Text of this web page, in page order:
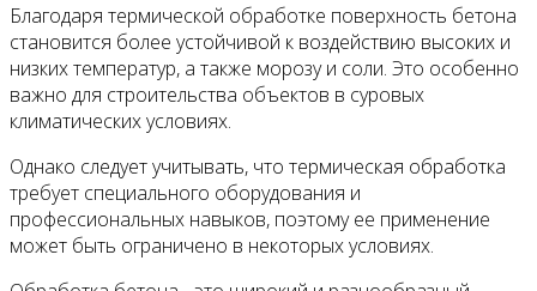
Благодаря термической обработке поверхность бетона
становится более устойчивой к воздействию высоких и
низких температур, а также морозу и соли. Это особенно
важно для строительства объектов в суровых
климатических условиях.
Однако следует учитывать, что термическая обработка
требует специального оборудования и
профессиональных навыков, поэтому ее применение
может быть ограничено в некоторых условиях.